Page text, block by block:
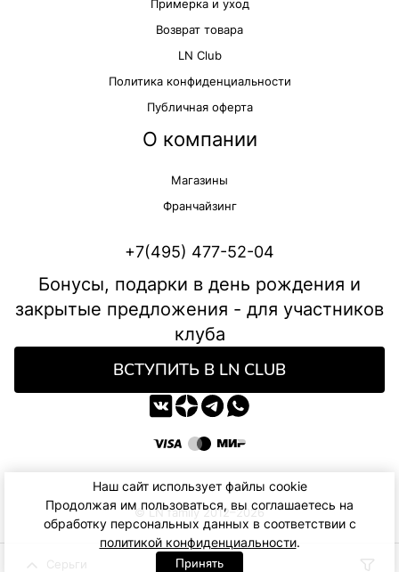
Примерка и уход
Возврат товара
LN Club
Политика конфиденциальности
Публичная оферта
О компании
Магазины
Франчайзинг
+7(495) 477-52-04
Бонусы, подарки в день рождения и
закрытые предложения - для участников
клуба
ВСТУПИТЬ В LN CLUB
© LN family 2012–2026
Серьги
Наш сайт использует файлы cookie
Продолжая им пользоваться, вы соглашаетесь на
обработку персональных данных в соответствии с
политикой конфиденциальности.
Принять